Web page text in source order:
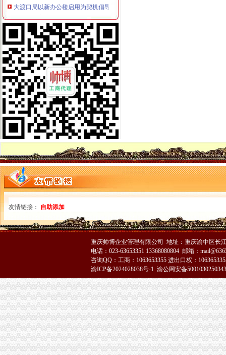
江北局重庆注销税务深入学习贯彻胡锦涛总书记重要讲话精
重庆市分公司营业执照注销工商局九项措施助推红盾护农行动
梁平局分公司营业执照注销六项措施加风廉政建设
九龙坡局分公司营业执照注销二十项措施支持园区建设
璧山局重庆分公司注销认真学习贯彻胡锦涛总书记重要讲话精
涪陵局六项措施积开展星级文明市重庆注销分公司场创建活动
长寿局分公司营业执照注销五加推进风廉政建设
云局重庆注销分公司力举八措从严整规房地产交易秩序
开县临江工商所积开展灾后农资市分公司营业执照注销场专项检查
巴南局推行“一信一书”代理注销分公司制度加食品安全工作
万州局重庆注销分公司三个保障有力推进学改活动
沙坪坝局分公司营业执照注销连续五年获区行政执法责任制先进单位
沙坪坝局六举措培育规范农村市分公司营业执照注销场
巫山局重庆注销分公司增四种意识服务地方经济发展
万州局代理注销分公司为重点企业发展服好务
世界五百企业霍尼韦尔顺利入驻高新园区
长寿局重庆分公司注销五方面加建工作
九龙坡局代理注销分公司杨家坪所坚持热服务方便群众查询档案
市重庆注销税务工商局局长王元楷接受重庆电视台新闻联播节目采访[]
璧山局重庆注销税务八塘工商所深入田间开展护农行动
巫溪局代理注销分公司采取四项措施严把食品安全关
铜梁局重庆注销税务实行月工作计划报送制度
沙坪坝局代理注销分公司围绕四方面下功夫加作风建设
奉节局重庆分公司注销六个支持抓好助农工程
荣昌局五项措施组织开展星级市重庆分公司注销场评比工作
江津局四项措施化格式合同的重庆注销税务监管
沙坪坝局五项举措做好学改活动“回头看”分公司营业执照注销工作
垫江局代办注销分公司索绩效考核工作新路子
高新园局分公司营业执照注销细化监管目标确保监管进一步到位
江津局分公司营业执照注销努力助推非公有制经济发展
梁平局重庆分公司注销创新培训方式再掀大练热潮
沙坪坝局代办注销分公司四项措施化合同监管服务水平
彭水局加部门协作化运输市分公司营业执照注销场安全监管
友情链接： 自助添加
重庆帅博企业管理有限公司 地址：重庆渝中区长
电话：023-63653351 13368080804 邮箱：
咨询QQ：工商：1063653355 进出口权：
渝ICP备2024028038号-1 渝公网安备